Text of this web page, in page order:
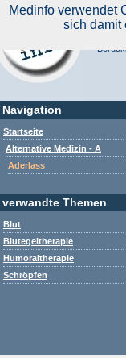
Navigation
Startseite
Alternative Medizin - A
Aderlass
verwandte Themen
Blut
Blutegeltherapie
Humoraltherapie
Schröpfen
Medinfo verwendet
sich damit